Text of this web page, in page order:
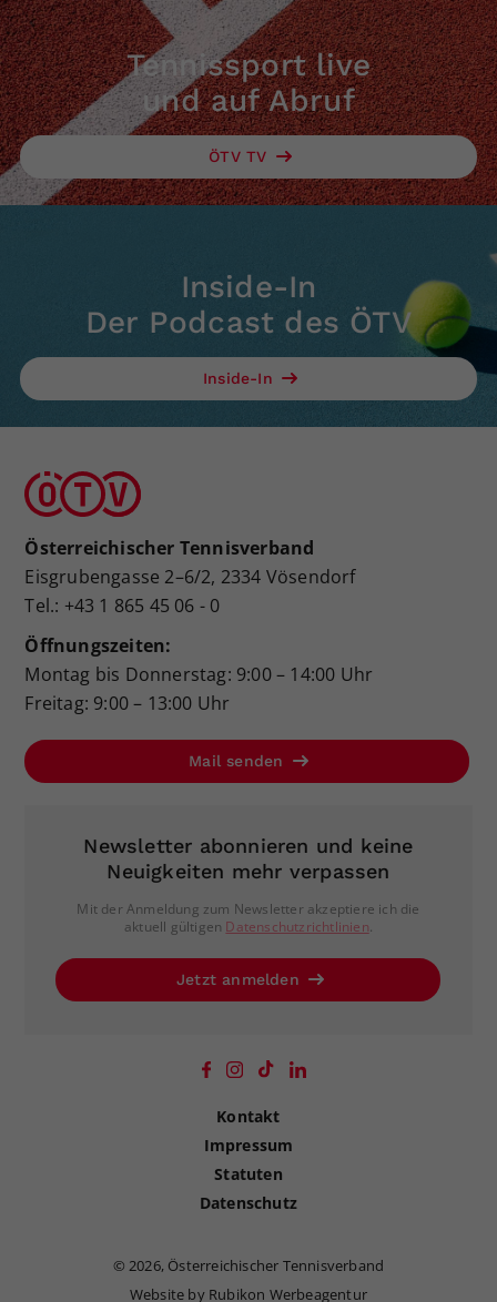
Tennissport live
und auf Abruf
ÖTV TV
Inside-In
Der Podcast des ÖTV
Inside-In
Österreichischer Tennisverband
Eisgrubengasse 2–6/2, 2334 Vösendorf
Tel.: +43 1 865 45 06 - 0
Öffnungszeiten:
Montag bis Donnerstag: 9:00 – 14:00 Uhr
Freitag: 9:00 – 13:00 Uhr
Mail senden
Newsletter abonnieren und keine
Neuigkeiten mehr verpassen
Mit der Anmeldung zum Newsletter akzeptiere ich die
aktuell gültigen Datenschutzrichtlinien.
Jetzt anmelden
Kontakt
Impressum
Statuten
Datenschutz
©2026, Österreichischer Tennisverband
Website by Rubikon Werbeagentur